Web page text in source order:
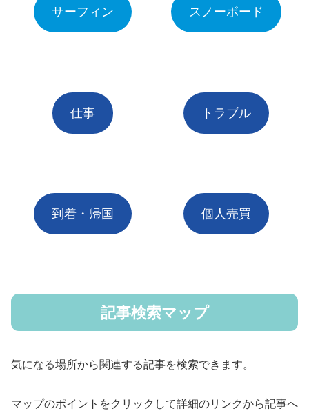
サーフィン スノーボード
仕事 トラブル
到着・帰国 個人売買
記事検索マップ
気になる場所から関連する記事を検索できます。
マップのポイントをクリックして詳細のリンクから記事へ